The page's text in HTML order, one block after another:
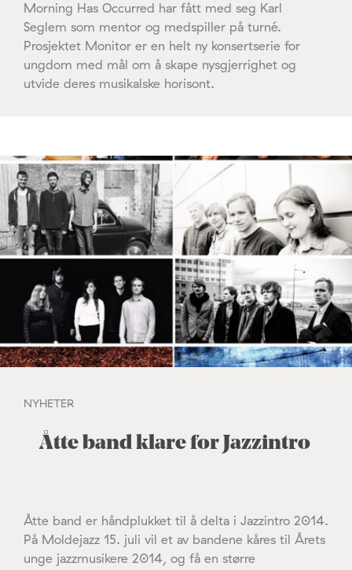
Morning Has Occurred har fått med seg Karl
Seglem som mentor og medspiller på turné.
Prosjektet Monitor er en helt ny konsertserie for
ungdom med mål om å skape nysgjerrighet og
utvide deres musikalske horisont.
NYHETER
Åtte band klare for Jazzintro
Åtte band er håndplukket til å delta i Jazzintro 2014.
På Moldejazz 15. juli vil et av bandene kåres til Årets
unge jazzmusikere 2014, og få en større